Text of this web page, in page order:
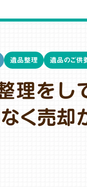
理をし
く売却
遺品整理 遺品のご供